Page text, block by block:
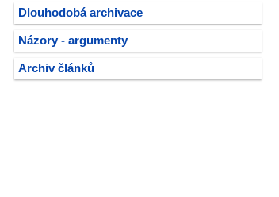
Dlouhodobá archivace
Názory - argumenty
Archiv článků